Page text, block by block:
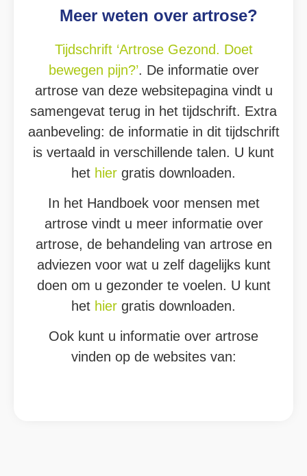
Meer weten over artrose?
Tijdschrift ‘Artrose Gezond. Doet
bewegen pijn?’. De informatie over
artrose van deze websitepagina vindt u
samengevat terug in het tijdschrift. Extra
aanbeveling: de informatie in dit tijdschrift
is vertaald in verschillende talen. U kunt
het hier gratis downloaden.
In het Handboek voor mensen met
artrose vindt u meer informatie over
artrose, de behandeling van artrose en
adviezen voor wat u zelf dagelijks kunt
doen om u gezonder te voelen. U kunt
het hier gratis downloaden.
Ook kunt u informatie over artrose
vinden op de websites van: